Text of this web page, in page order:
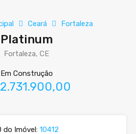
Ceará Fortaleza
Platinum
Fortaleza, CE
Em Construção
do Imóvel: 10412